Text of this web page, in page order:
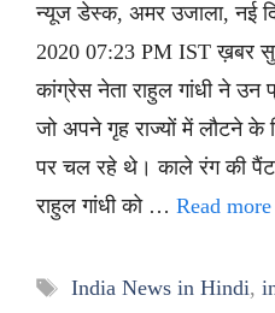
न्यूज डेस्क, अमर उजाला, नई
2020 07:23 PM IST ख़बर
कांग्रेस नेता राहुल गांधी ने उन
जो अपने गृह राज्यों में लौटने के
पर चल रहे थे। काले रंग की
राहुल गांधी को … Read more
Tags
India News in Hindi,